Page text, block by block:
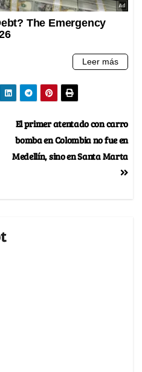
El primer atentado con carro
bomba en Colombia no fue en
Medellín, sino en Santa Marta